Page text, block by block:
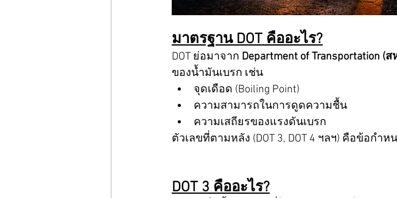
มาตรฐาน DOT คืออะไร?
DOT ย่อมาจาก Department of Transportation (
ของน้ำมันเบรก เช่น
จุดเดือด (Boiling Point)
ความสามารถในการดูดความชื้น
ความเสถียรของแรงดันเบรก
ตัวเลขที่ตามหลัง (DOT 3, DOT 4 ฯลฯ) คือข้อก
DOT 3 คืออะไร?